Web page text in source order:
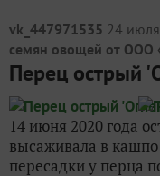
vk_447971535 24
семян овощей от ООО
Перец острый
14 июня 2020 года
высаживала в
пересадки у перца